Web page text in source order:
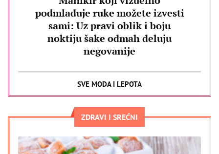
podmlađuje ruke možete izvesti
sami: Uz pravi oblik i boju
noktiju šake odmah deluju
negovanije
SVE MODA I LEPOTA
ZDRAVI I SREĆNI